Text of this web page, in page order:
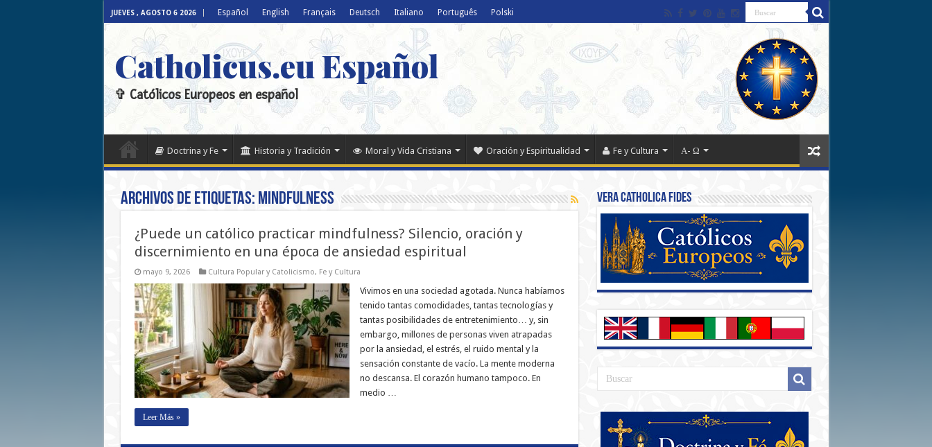
JUEVES , AGOSTO 6 2026 Español English Français Deutsch Italiano Português Polski
Catholicus.eu Español
✞ Católicos Europeos en español
Doctrina y Fe Historia y Tradición Moral y Vida Cristiana Oración y Espiritualidad Fe y Cultura Α- Ω
Archivos de etiquetas: mindfulness
¿Puede un católico practicar mindfulness? Silencio, oración y
discernimiento en una época de ansiedad espiritual
mayo 9, 2026 Cultura Popular y Catolicismo, Fe y Cultura
Vivimos en una sociedad agotada. Nunca habíamos
tenido tantas comodidades, tantas tecnologías y
tantas posibilidades de entretenimiento… y, sin
embargo, millones de personas viven atrapadas
por la ansiedad, el estrés, el ruido mental y la
sensación constante de vacío. La mente moderna
no descansa. El corazón humano tampoco. En
medio …
Leer Más »
Vera Catholica Fides